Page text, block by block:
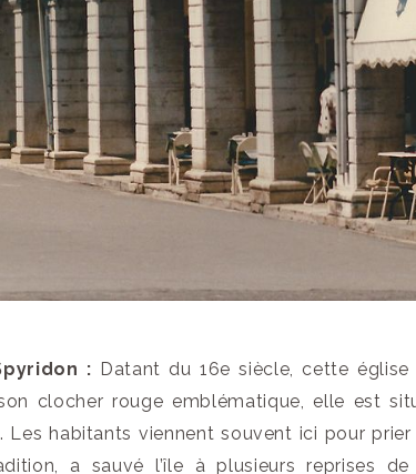
: Datant du 16e siècle, cette
clocher rouge emblématique, elle est
Les habitants viennent souvent ici pour
a sauvé l’île à plusieurs reprises